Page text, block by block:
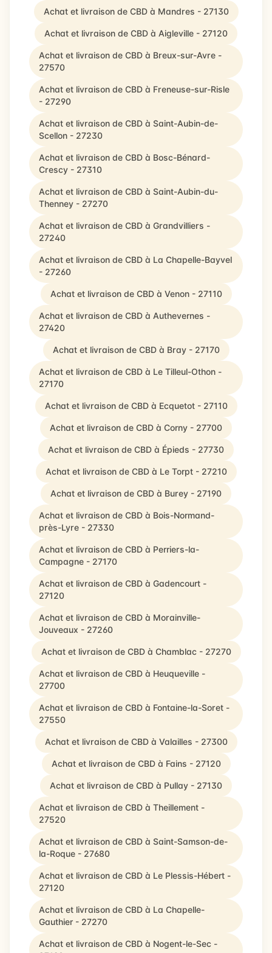
Achat et livraison de CBD à Mandres - 27130
Achat et livraison de CBD à Aigleville - 27120
Achat et livraison de CBD à Breux-sur-Avre -
27570
Achat et livraison de CBD à Freneuse-sur-Risle
- 27290
Achat et livraison de CBD à Saint-Aubin-de-
Scellon - 27230
Achat et livraison de CBD à Bosc-Bénard-
Crescy - 27310
Achat et livraison de CBD à Saint-Aubin-du-
Thenney - 27270
Achat et livraison de CBD à Grandvilliers -
27240
Achat et livraison de CBD à La Chapelle-Bayvel
- 27260
Achat et livraison de CBD à Venon - 27110
Achat et livraison de CBD à Authevernes -
27420
Achat et livraison de CBD à Bray - 27170
Achat et livraison de CBD à Le Tilleul-Othon -
27170
Achat et livraison de CBD à Ecquetot - 27110
Achat et livraison de CBD à Corny - 27700
Achat et livraison de CBD à Épieds - 27730
Achat et livraison de CBD à Le Torpt - 27210
Achat et livraison de CBD à Burey - 27190
Achat et livraison de CBD à Bois-Normand-
près-Lyre - 27330
Achat et livraison de CBD à Perriers-la-
Campagne - 27170
Achat et livraison de CBD à Gadencourt -
27120
Achat et livraison de CBD à Morainville-
Jouveaux - 27260
Achat et livraison de CBD à Chamblac - 27270
Achat et livraison de CBD à Heuqueville -
27700
Achat et livraison de CBD à Fontaine-la-Soret -
27550
Achat et livraison de CBD à Valailles - 27300
Achat et livraison de CBD à Fains - 27120
Achat et livraison de CBD à Pullay - 27130
Achat et livraison de CBD à Theillement -
27520
Achat et livraison de CBD à Saint-Samson-de-
la-Roque - 27680
Achat et livraison de CBD à Le Plessis-Hébert -
27120
Achat et livraison de CBD à La Chapelle-
Gauthier - 27270
Achat et livraison de CBD à Nogent-le-Sec -